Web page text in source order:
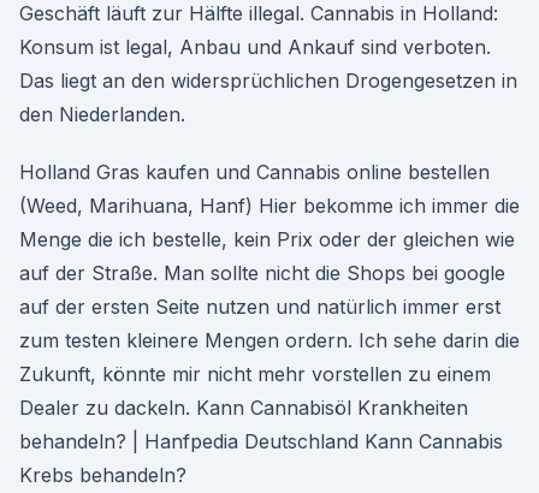
Geschäft läuft zur Hälfte illegal. Cannabis in Holland:
Konsum ist legal, Anbau und Ankauf sind verboten.
Das liegt an den widersprüchlichen Drogengesetzen in
den Niederlanden.
Holland Gras kaufen und Cannabis online bestellen
(Weed, Marihuana, Hanf) Hier bekomme ich immer die
Menge die ich bestelle, kein Prix oder der gleichen wie
auf der Straße. Man sollte nicht die Shops bei google
auf der ersten Seite nutzen und natürlich immer erst
zum testen kleinere Mengen ordern. Ich sehe darin die
Zukunft, könnte mir nicht mehr vorstellen zu einem
Dealer zu dackeln. Kann Cannabisöl Krankheiten
behandeln? | Hanfpedia Deutschland Kann Cannabis
Krebs behandeln?